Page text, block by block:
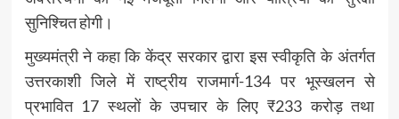
सुनिश्चित होगी।
मुख्यमंत्री ने कहा कि केंद्र सरकार द्वारा इस स्वीकृति के अंतर्गत
उत्तरकाशी जिले में राष्ट्रीय राजमार्ग-134 पर भूस्खलन से
प्रभावित 17 स्थलों के उपचार के लिए ₹233 करोड़ तथा